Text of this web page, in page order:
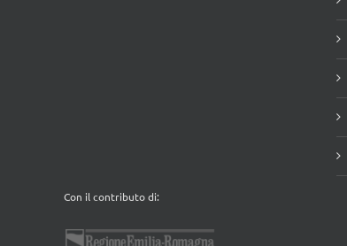
Con il contributo di: